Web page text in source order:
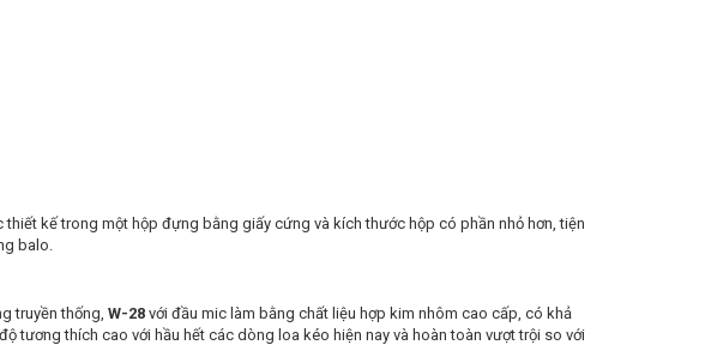
kế trong một hộp đựng bằng giấy cứng và kích thước hộp có phần nhỏ hơn, tiện
balo.
truyền thống, W-28với đầu mic làm bằng chất liệu hợp kim nhôm cao cấp, có khả
tương thích cao với hầu hết các dòng loa kéo hiện nay và hoàn toàn vượt trội so với